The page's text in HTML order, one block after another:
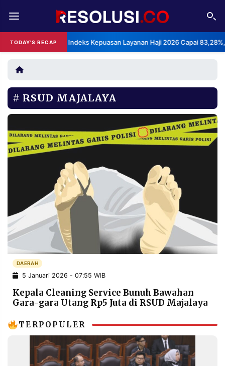
TODAY'S RECAPBPS: Indeks Kepuasan Layanan Haji 2026 Capai
REDAKSI TENTANG
RESOLUSI IKLAN
RUBRIKASI
EDITORIAL AKSARA
FINANSIA PERSONA
DAERAH
SPORT
INFORMASI
PRIVACY
POLICY WARGA
INFORMASI
IKLAN
KIRIM
PENGADUAN TERM
SERVICE
IKUTI
RSUD MAJALAYA
DAERAH
5 Januari 2026 - 07:55 WIB
Kepala Cleaning Service Bunuh Bawahan
Gara-gara Utang Rp5 Juta di RSUD Majalaya
TERPOPULER